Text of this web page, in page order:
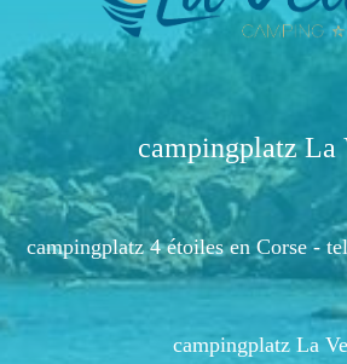
campingplatz La
campingplatz 4 étoiles en Corse -
campingplatz La